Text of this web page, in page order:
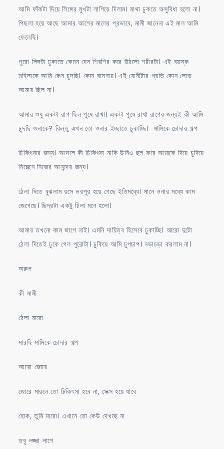
আমি ফাঁকটা দিয়ে লিঙ্গের মুখটা লাগিয়ে দিলাম। মাথা ঢুকতে অসুবিধা হলো না।
পিছলা হয়ে আছে আমার আগের মালের প্রভাবে, মামী জানেনা এই মাল আমি
ফেলেছি।
পুরো লিঙ্গটা ঢুকাতে কেমন যেন শিরশির করে উঠলো শরীরটা। এই বয়স্ক
মহিলাকে আমি কেন চুদছি। কোন বাসনায়। এই যোনীটার প্রতি কোন লোভ
আমার ছিল না।
আমার শুধু একটা রাগ ছিল পুষে রাখা। একটা পুষে রাখা রাগের জন্যই কী আমি
চুদছি ওনাকে? কিন্তু এখন তো ওনার ইচ্ছাতে ঢুকাচ্ছি। মামিকে চোদার গল্প
চিকিৎসার জন্য। আসলে কী চিকিৎসা নাকি উনিও ছল করে আমাকে দিয়ে চুদিয়ে
নিচ্ছেন নিজের আনন্দের জন্য।
ঠেলা দিতে বুঝলাম রসে ভরপুর হয়ে গেছে ইতিমধ্যে। মানে ওনার মধ্যে কাম
জেগেছে। ছিদ্রটা একটু ঢিলা মনে হলো।
আমার তখনো কাম জাগে নাই। এমনি দায়িত্ব হিসেবে ঢুকাচ্ছি। আরো দুটো
ঠেলা দিতেই ঢুকে গেল পুরোটা। ঢুকিয়ে আমি চুপচাপ। নড়াচড়া করলাম না।
অরুপ
কী মামী
ঠেলা মারো
মারছি মামিকে চোদার গল্প
আরো জোরে
জোরে মারলে তো চিকিৎসা হবে না, সেক্স হয়ে যাবে
হোক, তুমি মারো। এখানে তো কেউ দেখছে না
তবু লজ্জা লাগে